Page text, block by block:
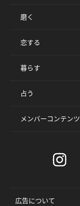
磨く
恋する
暮らす
占う
メンバーコンテンツ
広告について